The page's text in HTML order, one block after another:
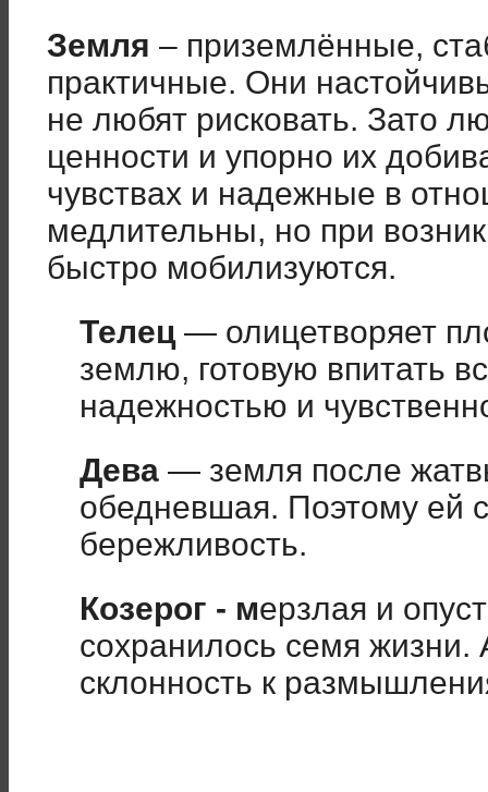
Земля – приземлённые,
практичные. Они
не любят рисковать. Зато
ценности и упорно их
чувствах и надежные в
медлительны, но при
быстро мобилизуются.
Телец — олицетворяет
землю, готовую впитать
надежностью и
Дева — земля после
обедневшая. Поэтому ей
бережливость.
Козерог - мерзлая и
сохранилось семя
склонность к